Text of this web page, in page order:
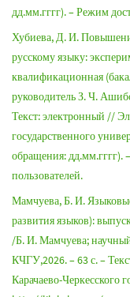
дд.мм.гггг). – Режим
Хубиева, Д. И.
русскому языку:
квалификационная
руководитель З. Ч.
Текст: электронный //
государственного
обращения: дд.мм.гггг).
пользователей.
Мамчуева, Б. И.
развития языков):
/Б. И. Мамчуева; научный
КЧГУ,2026. – 63 с. –
Карачаево-Черкесского